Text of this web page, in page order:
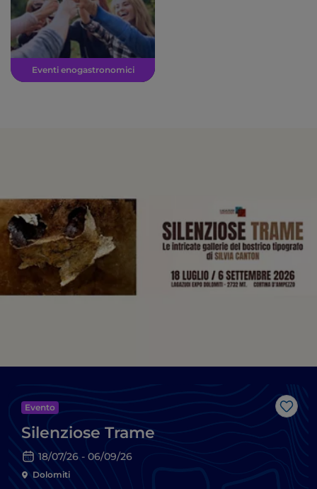
Eventi enogastronomici
Like
Evento
Silenziose Trame
18/07/26 - 06/09/26
Dolomiti